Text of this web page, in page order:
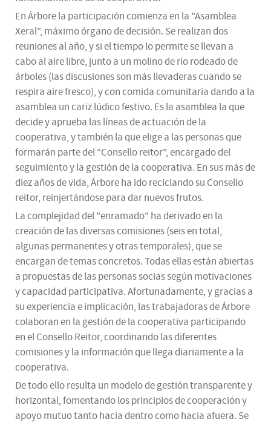
En Árbore la participación comienza en la "Asamblea
Xeral", máximo órgano de decisión. Se realizan dos
reuniones al año, y si el tiempo lo permite se llevan a
cabo al aire libre, junto a un molino de río rodeado de
árboles (las discusiones son más llevaderas cuando se
respira aire fresco), y con comida comunitaria dando a la
asamblea un cariz lúdico festivo. Es la asamblea la que
decide y aprueba las líneas de actuación de la
cooperativa, y también la que elige a las personas que
formarán parte del "Consello reitor", encargado del
seguimiento y la gestión de la cooperativa. En sus más de
diez años de vida, Árbore ha ido reciclando su Consello
reitor, reinjertándose para dar nuevos frutos.
La complejidad del "enramado" ha derivado en la
creación de las diversas comisiones (seis en total,
algunas permanentes y otras temporales), que se
encargan de temas concretos. Todas ellas están abiertas
a propuestas de las personas socias según motivaciones
y capacidad participativa. Afortunadamente, y gracias a
su experiencia e implicación, las trabajadoras de Árbore
colaboran en la gestión de la cooperativa participando
en el Consello Reitor, coordinando las diferentes
comisiones y la información que llega diariamente a la
cooperativa.
De todo ello resulta un modelo de gestión transparente y
horizontal, fomentando los principios de cooperación y
apoyo mutuo tanto hacia dentro como hacia afuera. Se